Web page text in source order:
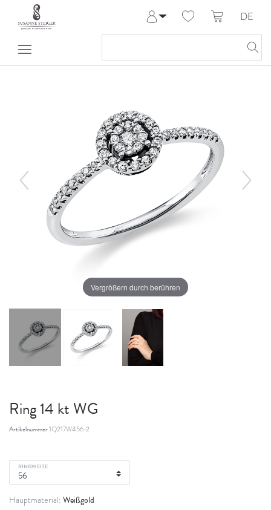
Anmelden
Meine Bestellungen
DE
Vergrößern durch berühren
Ring 14 kt WG
Artikelnummer1Q217W456-2
RINGWEITE
Hauptmaterial: Weißgold